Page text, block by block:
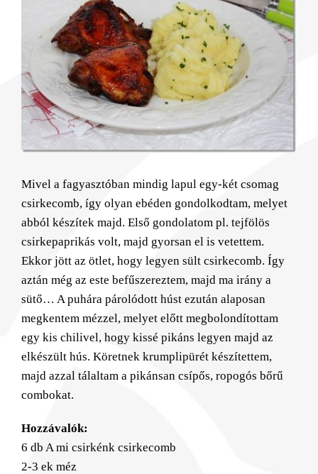
Mivel a fagyasztóban mindig lapul egy-két csomag
csirkecomb, így olyan ebéden gondolkodtam, melyet
abból készítek majd. Első gondolatom pl. tejfölös
csirkepaprikás volt, majd gyorsan el is vetettem.
Ekkor jött az ötlet, hogy legyen sült csirkecomb. Így
aztán még az este befűszereztem, majd ma irány a
sütő… A puhára párolódott húst ezután alaposan
megkentem mézzel, melyet előtt megbolondítottam
egy kis chilivel, hogy kissé pikáns legyen majd az
elkészült hús. Köretnek krumplipürét készítettem,
majd azzal tálaltam a pikánsan csípős, ropogós bőrű
combokat.
Hozzávalók:
6 db A mi csirkénk csirkecomb
2-3 ek méz